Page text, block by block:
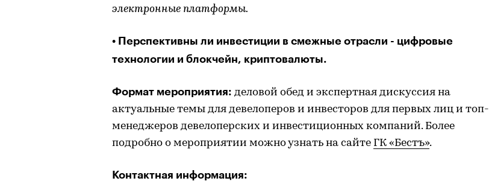
электронные платформы.
• Перспективны ли инвестиции в смежные отрасли - цифровые
технологии и блокчейн, криптовалюты.
Формат мероприятия: деловой обед и экспертная дискуссия на
актуальные темы для девелоперов и инвесторов для первых лиц и топ-
менеджеров девелоперских и инвестиционных компаний. Более
подробно о мероприятии можно узнать на сайте ГК «Бестъ».
Контактная информация: